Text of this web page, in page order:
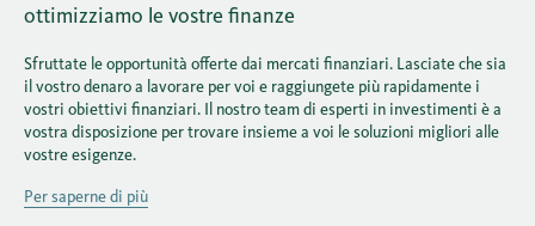
ottimizziamo le vostre finanze
Sfruttate le opportunità offerte dai mercati finanziari. Lasciate che sia
il vostro denaro a lavorare per voi e raggiungete più rapidamente i
vostri obiettivi finanziari. Il nostro team di esperti in investimenti è a
vostra disposizione per trovare insieme a voi le soluzioni migliori alle
vostre esigenze.
Per saperne di più